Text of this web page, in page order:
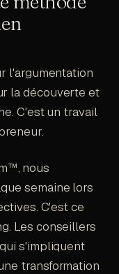
l'argumentation
la découverte et
C'est un travail
nous
semaine lors
C'est ce
Les conseillers
s'impliquent
transformation